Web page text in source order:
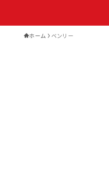
ホーム ベンリー